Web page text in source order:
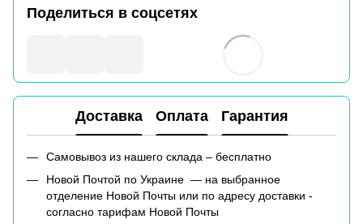
Поделиться в соцсетях
Доставка Оплата Гарантия
Самовывоз из нашего склада – бесплатно
Новой Почтой по Украине — на выбранное
отделение Новой Почты или по адресу доставки -
согласно тарифам Новой Почты